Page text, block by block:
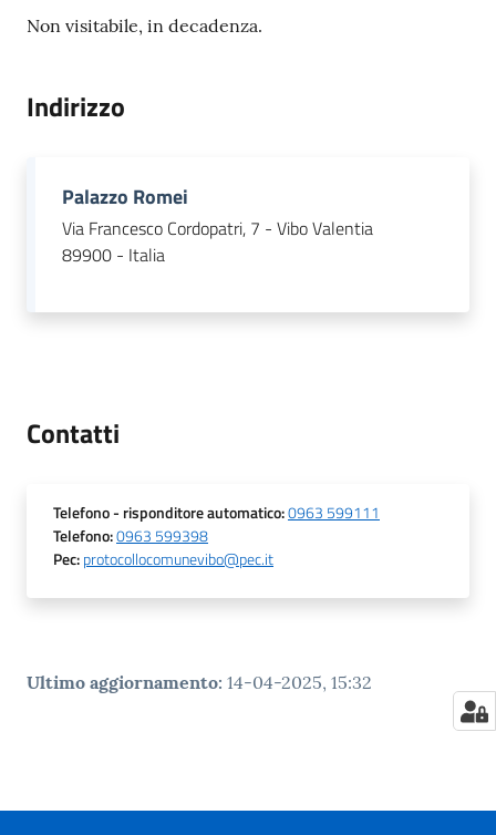
Non visitabile, in decadenza.
Indirizzo
Palazzo Romei
Via Francesco Cordopatri, 7 - Vibo Valentia
89900 - Italia
Contatti
Telefono- risponditore automatico:0963 599111
Telefono:0963 599398
Pec:protocollocomunevibo@pec.it
Ultimo aggiornamento: 14-04-2025, 15:32